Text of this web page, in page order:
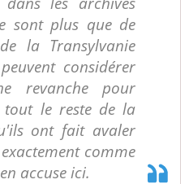
sont plus que de
la Transylvanie
considérer
revanche pour
tout le reste de la
ont fait avaler
comme
accuse ici.